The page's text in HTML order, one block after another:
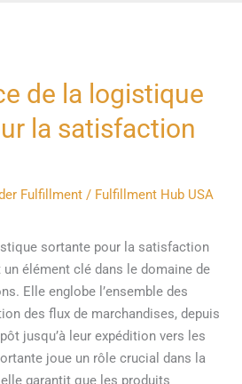
de la logistique
la satisfaction
Fulfillment / Fulfillment Hub USA
sortante pour la satisfaction
élément clé dans le domaine de
Elle englobe l’ensemble des
des flux de marchandises, depuis
jusqu’à leur expédition vers les
joue un rôle crucial dans la
garantit que les produits